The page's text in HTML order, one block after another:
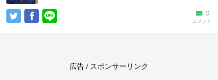
0
コメント
広告 / スポンサーリンク